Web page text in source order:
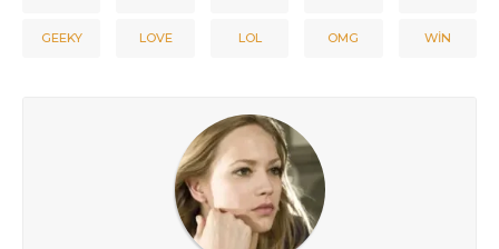
GEEKY LOVE LOL OMG WIN